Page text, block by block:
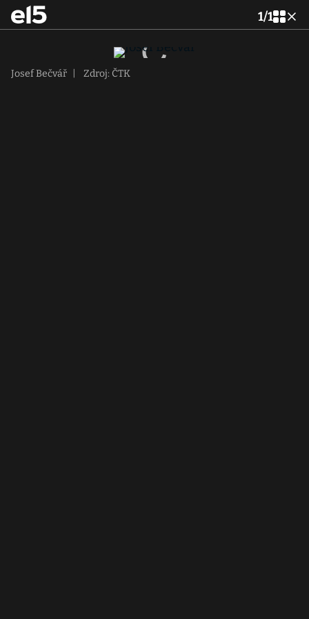
1/1
Josef Bečvář Zdroj: ČTK